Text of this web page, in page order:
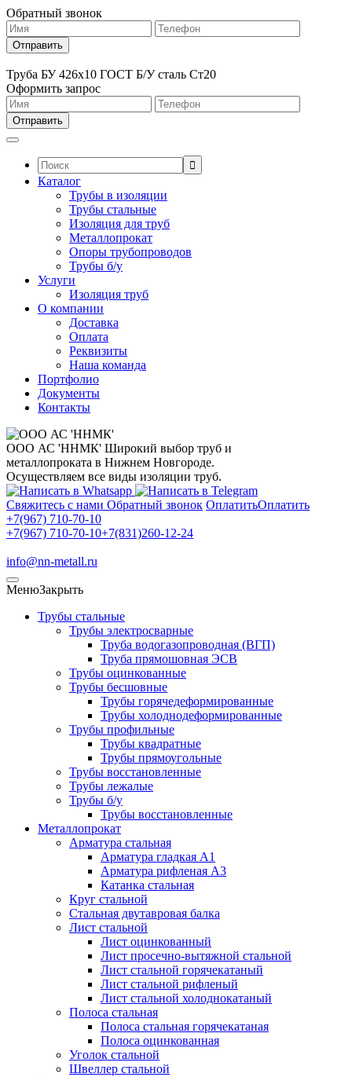
Обратный звонок
Труба БУ 426х10 ГОСТ Б/У сталь Ст20
Оформить запрос
Поиск:
Каталог
Трубы в изоляции
Трубы стальные
Изоляция для труб
Металлопрокат
Опоры трубопроводов
Трубы б/у
Услуги
Изоляция труб
О компании
Доставка
Оплата
Реквизиты
Наша команда
Портфолио
Документы
Контакты
ООО АС 'ННМК' Широкий выбор труб и
металлопроката в Нижнем Новгороде.
Осуществляем все виды изоляции труб.
Свяжитесь с нами Обратный звонок ОплатитьОплатить
+7(967) 710-70-10
+7(967) 710-70-10+7(831)260-12-24
info@nn-metall.ru
МенюЗакрыть
Трубы стальные
Трубы электросварные
Труба водогазопроводная (ВГП)
Труба прямошовная ЭСВ
Трубы оцинкованные
Трубы бесшовные
Трубы горячедеформированные
Трубы холоднодеформированные
Трубы профильные
Трубы квадратные
Трубы прямоугольные
Трубы восстановленные
Трубы лежалые
Трубы б/у
Трубы восстановленные
Металлопрокат
Арматура стальная
Арматура гладкая А1
Арматура рифленая А3
Катанка стальная
Круг стальной
Стальная двутавровая балка
Лист стальной
Лист оцинкованный
Лист просечно-вытяжной стальной
Лист стальной горячекатаный
Лист стальной рифленый
Лист стальной холоднокатаный
Полоса стальная
Полоса стальная горячекатаная
Полоса оцинкованная
Уголок стальной
Швеллер стальной